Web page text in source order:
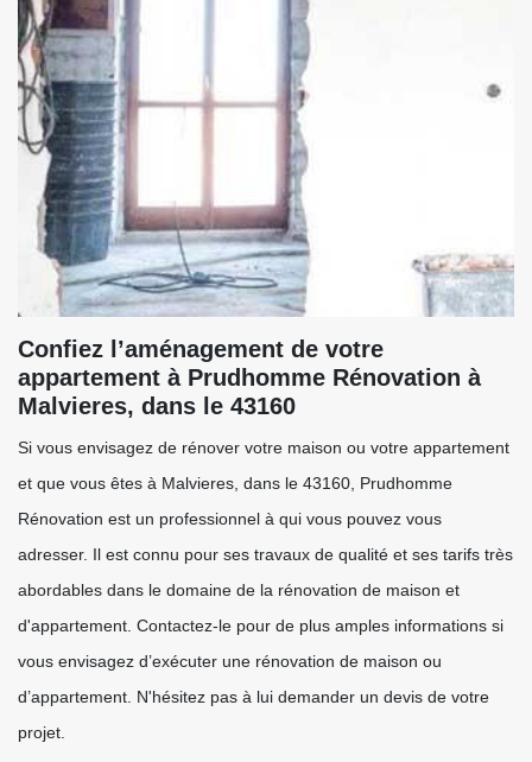
Confiez l’aménagement de votre
appartement à Prudhomme Rénovation à
Malvieres, dans le 43160
Si vous envisagez de rénover votre maison ou votre appartement
et que vous êtes à Malvieres, dans le 43160, Prudhomme
Rénovation est un professionnel à qui vous pouvez vous
adresser. Il est connu pour ses travaux de qualité et ses tarifs très
abordables dans le domaine de la rénovation de maison et
d'appartement. Contactez-le pour de plus amples informations si
vous envisagez d’exécuter une rénovation de maison ou
d’appartement. N'hésitez pas à lui demander un devis de votre
projet.